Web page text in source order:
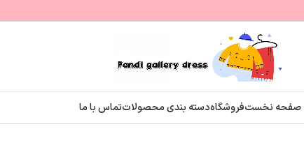
صفحه نخستفروشگاهدسته بندی محصولاتتماس با ما